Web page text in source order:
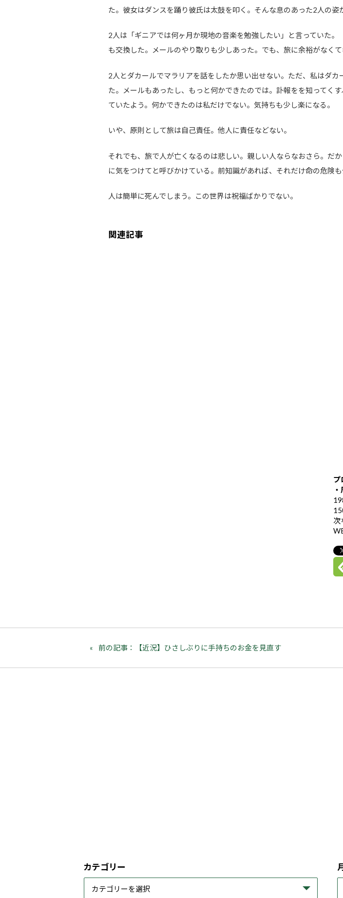
た。彼女はダンスを踊り彼氏は太鼓を叩く。そんな息のあった2人の姿
2人は「ギニアでは何ヶ月か現地の音楽を勉強したい」と言っていた
も交換した。メールのやり取りも少しあった。でも、旅に余裕がなく
2人とダカールでマラリアを話をしたか思い出せない。ただ、私はダ
た。メールもあったし、もっと何かできたのでは。訃報をを知ってく
ていたよう。何かできたのは私だけでない。気持ちも少し楽になる。
いや、原則として旅は自己責任。他人に責任などない。
それでも、旅で人が亡くなるのは悲しい。親しい人ならなおさら。だ
に気をつけてと呼びかけている。前知識があれば、それだけ命の危険も
人は簡単に死んでしまう。この世界は祝福ばかりでない。
関連記事
プ
次
前の記事：【近況】ひさしぶりに手持ちのお金を見直す
カテゴリー